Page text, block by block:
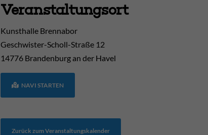
Veranstaltungsort
Kunsthalle Brennabor
Geschwister-Scholl-Straße 12
14776 Brandenburg an der Havel
NAVI STARTEN
Zurück zum Veranstaltungskalender